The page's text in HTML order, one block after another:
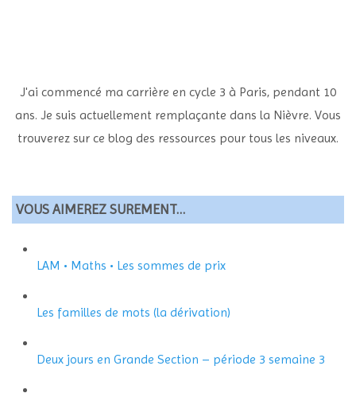
J'ai commencé ma carrière en cycle 3 à Paris, pendant 10
ans. Je suis actuellement remplaçante dans la Nièvre. Vous
trouverez sur ce blog des ressources pour tous les niveaux.
VOUS AIMEREZ SUREMENT…
LAM • Maths • Les sommes de prix
Les familles de mots (la dérivation)
Deux jours en Grande Section – période 3 semaine 3